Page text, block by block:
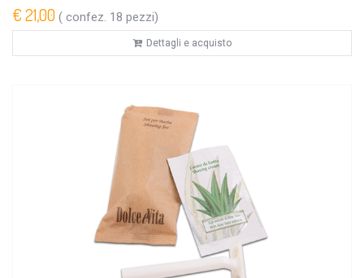
€ 21,00 ( confez. 18 pezzi)
Dettagli e acquisto